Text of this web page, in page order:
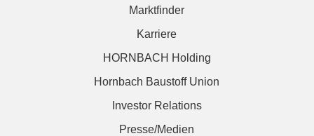
Marktfinder
Karriere
HORNBACH Holding
Hornbach Baustoff Union
Investor Relations
Presse/Medien